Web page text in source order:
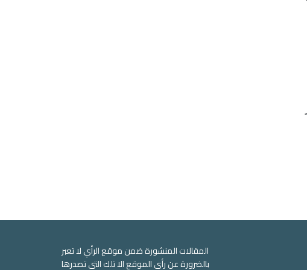
المقالات المنشورة ضمن موقع الرأي لا تعبر
بالضرورة عن رأي الموقع الا تلك التي تصدرها